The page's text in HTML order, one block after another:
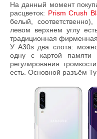
На данный момент
расцветок: Prism Crush
белый,
левом верхнем углу
традиционная
У A30s два слота:
одну с картой
регулирования
есть. Основной разъём